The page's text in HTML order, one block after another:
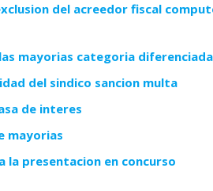
del acreedor fiscal
mayorias categoria diferenciada
del sindico sancion multa
de interes
mayorias
la presentacion en concurso